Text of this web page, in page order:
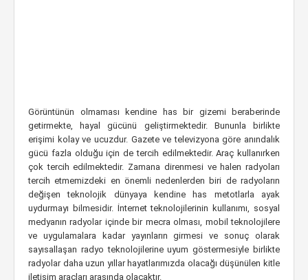
Görüntünün olmaması kendine has bir gizemi beraberinde
getirmekte, hayal gücünü geliştirmektedir. Bununla birlikte
erişimi kolay ve ucuzdur. Gazete ve televizyona göre anındalık
gücü fazla olduğu için de tercih edilmektedir. Araç kullanırken
çok tercih edilmektedir. Zamana direnmesi ve halen radyoları
tercih etmemizdeki en önemli nedenlerden biri de radyoların
değişen teknolojik dünyaya kendine has metotlarla ayak
uydurmayı bilmesidir. İnternet teknolojilerinin kullanımı, sosyal
medyanın radyolar içinde bir mecra olması, mobil teknolojilere
ve uygulamalara kadar yayınların girmesi ve sonuç olarak
sayısallaşan radyo teknolojilerine uyum göstermesiyle birlikte
radyolar daha uzun yıllar hayatlarımızda olacağı düşünülen kitle
iletişim araçları arasında olacaktır.